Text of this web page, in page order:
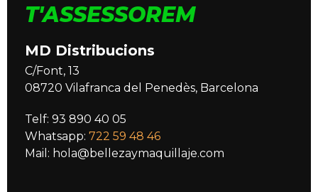
T'ASSESSOREM
MD Distribucions
C/Font, 13
08720 Vilafranca del Penedès, Barcelona
Telf: 93 890 40 05
Whatsapp: 722 59 48 46
Mail: hola@bellezaymaquillaje.com